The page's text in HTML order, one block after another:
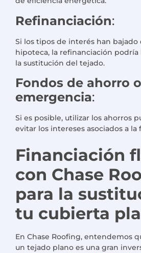
Refinanciación:
Si los tipos de interés han
hipoteca, la refinanciación podría
la sustitución del tejado.
Fondos de ahorro o
emergencia:
Si es posible, utilizar los ahorros
evitar los intereses asociados a la
Financiación
con Chase
para la
tu cubierta
En Chase Roofing, entendemos
un tejado plano es una gran